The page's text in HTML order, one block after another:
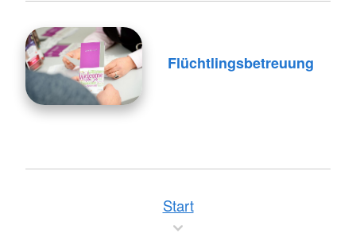
Flüchtlingsbetreuung
Start